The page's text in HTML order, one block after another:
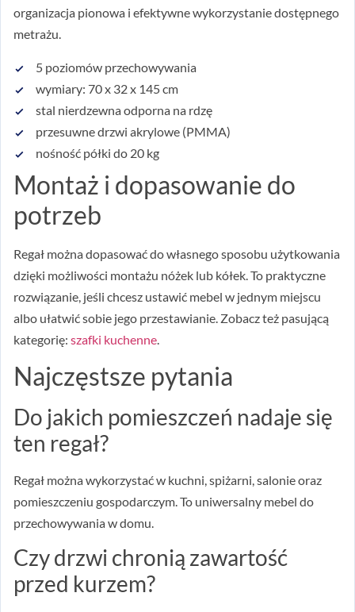
organizacja pionowa i efektywne wykorzystanie dostępnego
metrażu.
5 poziomów przechowywania
wymiary: 70 x 32 x 145 cm
stal nierdzewna odporna na rdzę
przesuwne drzwi akrylowe (PMMA)
nośność półki do 20 kg
Montaż i dopasowanie do
potrzeb
Regał można dopasować do własnego sposobu użytkowania
dzięki możliwości montażu nóżek lub kółek. To praktyczne
rozwiązanie, jeśli chcesz ustawić mebel w jednym miejscu
albo ułatwić sobie jego przestawianie. Zobacz też pasującą
kategorię: szafki kuchenne
Najczęstsze pytania
Do jakich pomieszczeń nadaje się
ten regał?
Regał można wykorzystać w kuchni, spiżarni, salonie oraz
pomieszczeniu gospodarczym. To uniwersalny mebel do
przechowywania w domu.
Czy drzwi chronią zawartość
przed kurzem?